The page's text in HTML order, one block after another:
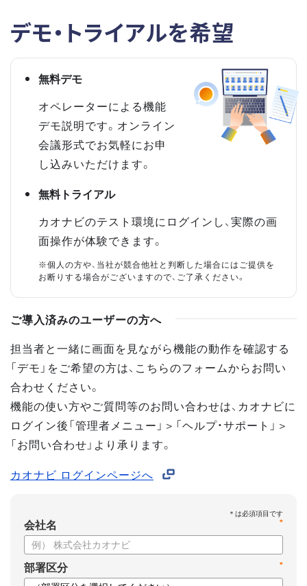
デモ・トライアルを希望
無料デモ
オペレーターによる機能
デモ説明です。オンライン
会議形式でお気軽にお申
し込みいただけます。
無料トライアル
カオナビのテスト環境にログインし、実際の画
面操作が体験できます。
※個人の方や、当社が競合他社と判断した場合にはご提供を
お断りする場合がございますので、ご了承ください。
ご導入済みのユーザーの方へ
担当者と一緒に画面を見ながら機能の動作を確認する
「デモ」をご希望の方は、こちらのフォームからお問い
合わせください。
機能の使い方やご質問等のお問い合わせは、カオナビに
ログイン後「管理者メニュー」＞「ヘルプ・サポート」＞
「お問い合わせ」より承ります。
カオナビ ログインページへ
*
会社名
*
部署区分